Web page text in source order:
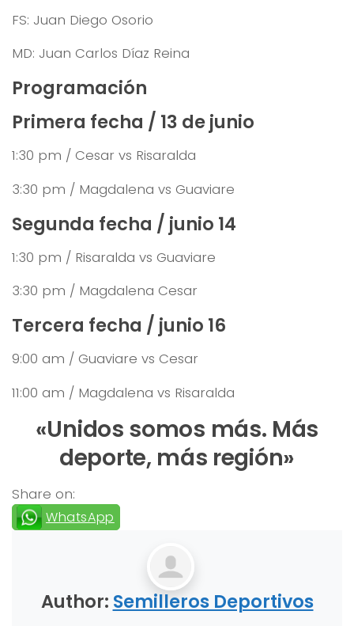
FS: Juan Diego Osorio
MD: Juan Carlos Díaz Reina
Programación
Primera fecha / 13 de junio
1:30 pm / Cesar vs Risaralda
3:30 pm / Magdalena vs Guaviare
Segunda fecha / junio 14
1:30 pm / Risaralda vs Guaviare
3:30 pm / Magdalena Cesar
Tercera fecha / junio 16
9:00 am / Guaviare vs Cesar
11:00 am / Magdalena vs Risaralda
«Unidos somos más. Más
deporte, más región»
Share on:
WhatsApp
Author: Semilleros Deportivos